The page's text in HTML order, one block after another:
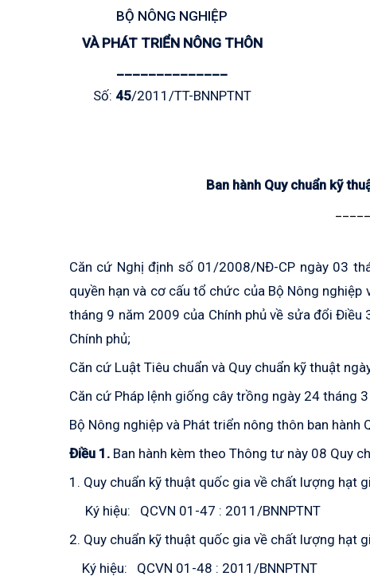
BỘ NÔNG NGHIỆP
VÀ PHÁT TRIỂN NÔNG THÔN
______________
Số: 45/2011/TT-BNNPTNT
Ban hành Quy chuẩn kỹ
Căn cứ Nghị định số 01/2008/NĐ-CP ngày 03
quyền hạn và cơ cấu tổ chức của Bộ Nông
tháng 9 năm 2009 của Chính phủ về sửa đổi
Chính phủ;
Căn cứ Luật Tiêu chuẩn và Quy chuẩn kỹ thuật
Căn cứ Pháp lệnh giống cây trồng ngày 24 tháng
Bộ Nông nghiệp và Phát triển nông thôn ban
Điều 1. Ban hành kèm theo Thông tư này 08 Quy
1. Quy chuẩn kỹ thuật quốc gia về chất lượng hạt
Ký hiệu: QCVN 01-47 : 2011/BNNPTNT
2. Quy chuẩn kỹ thuật quốc gia về chất lượng hạt
Ký hiệu: QCVN 01-48 : 2011/BNNPTNT